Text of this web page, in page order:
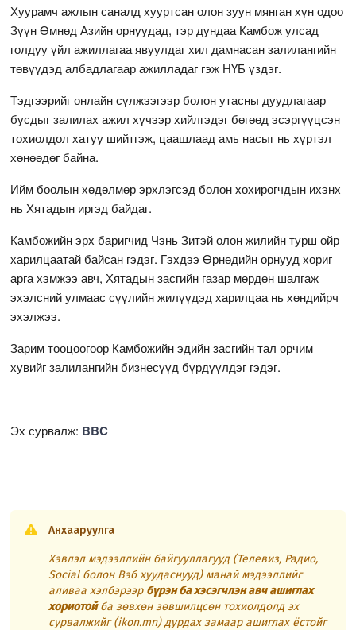
Хуурамч ажлын саналд хууртсан олон зуун мянган хүн одоо
Зүүн Өмнөд Азийн орнуудад, тэр дундаа Камбож улсад
голдуу үйл ажиллагаа явуулдаг хил дамнасан залилангийн
төвүүдэд албадлагаар ажилладаг гэж НҮБ үздэг.
Тэдгээрийг онлайн сүлжээгээр болон утасны дуудлагаар
бусдыг залилах ажил хүчээр хийлгэдэг бөгөөд эсэргүүцсэн
тохиолдол хатуу шийтгэж, цаашлаад амь насыг нь хүртэл
хөнөөдөг байна.
Ийм боолын хөдөлмөр эрхлэгсэд болон хохирогчдын ихэнх
нь Хятадын иргэд байдаг.
Камбожийн эрх баригчид Чэнь Зитэй олон жилийн турш ойр
харилцаатай байсан гэдэг. Гэхдээ Өрнөдийн орнууд хориг
арга хэмжээ авч, Хятадын засгийн газар мөрдөн шалгаж
эхэлсний улмаас сүүлийн жилүүдэд харилцаа нь хөндийрч
эхэлжээ.
Зарим тооцоогоор Камбожийн эдийн засгийн тал орчим
хувийг залилангийн бизнесүүд бүрдүүлдэг гэдэг.
Эх сурвалж: BBC
Анхааруулга
Хэвлэл мэдээллийн байгууллагууд (Телевиз, Радио,
Social болон Вэб хуудаснууд) манай мэдээллийг
аливаа хэлбэрээр бүрэн ба хэсэгчлэн авч ашиглах
хориотойба зөвхөн зөвшилцсөн тохиолдолд эх
сурвалжийг (ikon.mn) дурдах замаар ашиглах ёстойг